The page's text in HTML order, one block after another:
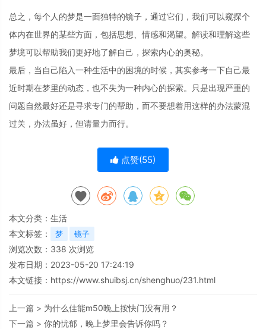
总之，每个人的梦是一面独特的镜子，通过它们，我们可以窥探个
体内在世界的某些方面，包括思想、情感和渴望。解读和理解这些
梦境可以帮助我们更好地了解自己，探索内心的奥秘。
最后，当自己陷入一种生活中的困境的时候，其实参考一下自己最
近时期在梦里的动态，也不失为一种内心的探索。只是出现严重的
问题自然最好还是寻求专门的帮助，而不要想着用这样的办法蒙混
过关，办法虽好，但请量力而行。
点赞(55)
本文分类： 生活
本文标签：
梦 镜子
浏览次数： 338 次浏览
发布日期：2023-05-20 17:24:19
本文链接： https://www.shuibsj.cn/shenghuo/231.html
上一篇 > 为什么佳能m50晚上按快门没有用？
下一篇 > 你的忧郁，晚上梦里会告诉你吗？